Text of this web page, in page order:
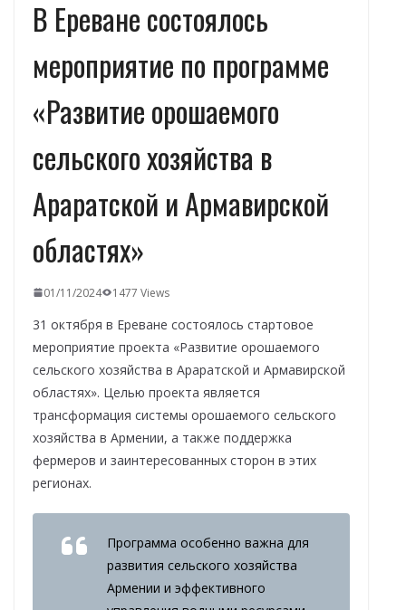
В Ереване состоялось
мероприятие по программе
«Развитие орошаемого
сельского хозяйства в
Араратской и Армавирской
областях»
01/11/2024 1477 Views
31 октября в Ереване состоялось стартовое
мероприятие проекта «Развитие орошаемого
сельского хозяйства в Араратской и Армавирской
областях». Целью проекта является
трансформация системы орошаемого сельского
хозяйства в Армении, а также поддержка
фермеров и заинтересованных сторон в этих
регионах.
Программа особенно важна для
развития сельского хозяйства
Армении и эффективного